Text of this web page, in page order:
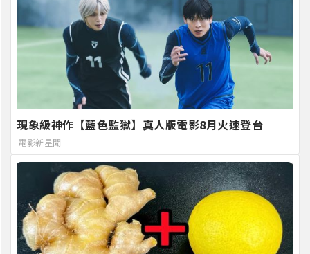
現象級神作【藍色監獄】真人版電影8月火速登台
電影新星聞